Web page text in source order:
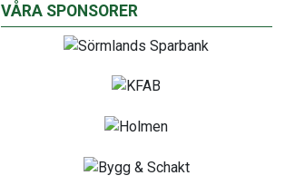
VÅRA SPONSORER